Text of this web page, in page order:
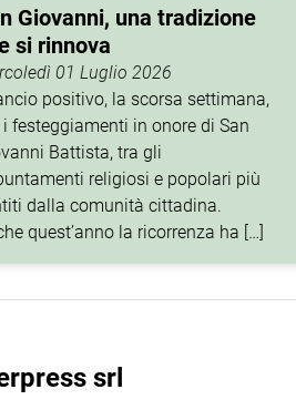
Giovanni, una tradizione
si rinnova
01 Luglio 2026
positivo, la scorsa settimana,
i festeggiamenti in onore di San
Battista, tra gli
religiosi e popolari più
dalla comunità cittadina.
quest’anno la ricorrenza ha […]
srl